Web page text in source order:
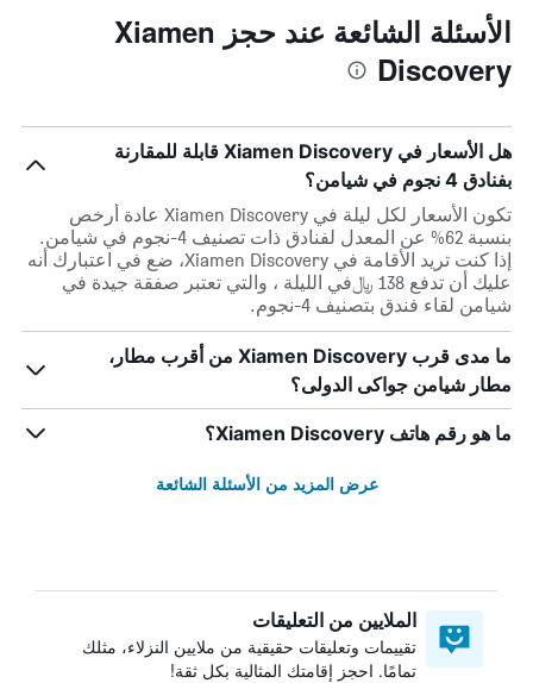
الأسئلة الشائعة عند حجز Xiamen
Discovery
هل الأسعار في Xiamen Discovery قابلة للمقارنة
بفنادق 4 نجوم في شيامن؟
تكون الأسعار لكل ليلة في Xiamen Discovery عادة أرخص
بنسبة 62% عن المعدل لفنادق ذات تصنيف 4-نجوم في شيامن.
إذا كنت تريد الأقامة في Xiamen Discovery، ضع في اعتبارك أنه
عليك أن تدفع 138 ﷼في الليلة ، والتي تعتبر صفقة جيدة في
شيامن لقاء فندق بتصنيف 4-نجوم.
ما مدى قرب Xiamen Discovery من أقرب مطار،
مطار شيامن جواكى الدولى؟
ما هو رقم هاتف Xiamen Discovery؟
عرض المزيد من الأسئلة الشائعة
الملايين من التعليقات
تقييمات وتعليقات حقيقية من ملايين النزلاء، مثلك
تمامًا. احجز إقامتك المثالية بكل ثقة!